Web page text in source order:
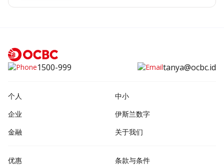
1500-999 tanya@ocbc.id
个人
中小
企业
伊斯兰数字
金融
关于我们
优惠
条款与条件